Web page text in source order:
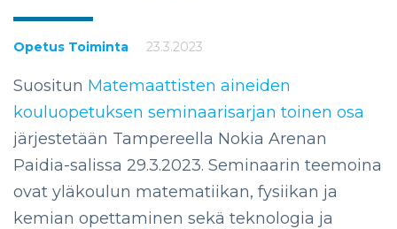
Opetus Toiminta 23.3.2023
Suositun Matemaattisten aineiden
kouluopetuksen seminaarisarjan toinen osa
järjestetään Tampereella Nokia Arenan
Paidia-salissa 29.3.2023. Seminaarin teemoina
ovat yläkoulun matematiikan, fysiikan ja
kemian opettaminen sekä teknologia ja